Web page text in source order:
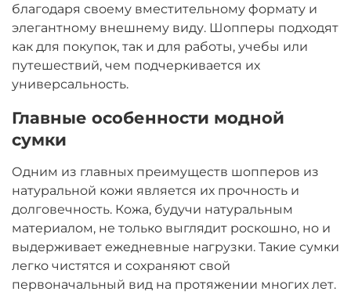
благодаря своему вместительному формату и
элегантному внешнему виду. Шопперы подходят
как для покупок, так и для работы, учебы или
путешествий, чем подчеркивается их
универсальность.
Главные особенности модной
сумки
Одним из главных преимуществ шопперов из
натуральной кожи является их прочность и
долговечность. Кожа, будучи натуральным
материалом, не только выглядит роскошно, но и
выдерживает ежедневные нагрузки. Такие сумки
легко чистятся и сохраняют свой
первоначальный вид на протяжении многих лет.